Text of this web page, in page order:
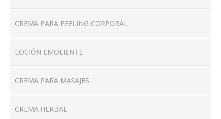
LOCALES
PRODUCTOS
CREMA PARA PEELING CORPORAL
LOCIÓN EMOLIENTE
CREMA PARA MASAJES
CREMA HERBAL